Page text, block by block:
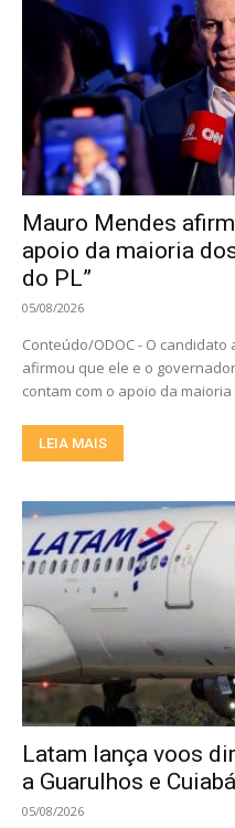
Mauro Mendes
apoio da maioria
do PL”
05/08/2026
Conteúdo/ODOC - O
afirmou que ele e o
contam com o apoio da maioria
LEIA MAIS
Latam lança voos
a Guarulhos e
05/08/2026